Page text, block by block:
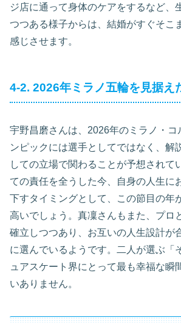
ジ店に通って身体のケアをするなど、
つつある様子からは、結婚がすぐそこ
感じさせます。
4-2. 2026年ミラノ五輪を見据え
宇野昌磨さんは、2026年のミラノ・コ
ンピックには選手としてではなく、解
しての立場で関わることが予想されて
ての責任を全うした今、自身の人生に
下すタイミングとして、この節目の年
高いでしょう。真凜さんもまた、プロ
確立しつつあり、お互いの人生設計が
に選んでいるようです。二人が選ぶ「
ュアスケート界にとって最も幸福な瞬
いありません。